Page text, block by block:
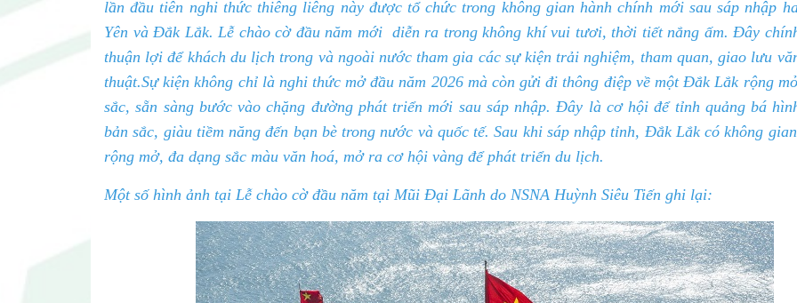
lần đầu tiên nghi thức thiêng liêng này được tổ chức trong không gian hành chính mới sau sáp nhập
Yên và Đắk Lắk. Lễ chào cờ đầu năm mới diễn ra trong không khí vui tươi, thời tiết nắng ấm. Đây
thuận lợi để khách du lịch trong và ngoài nước tham gia các sự kiện trải nghiệm, tham quan, giao lưu
thuật.Sự kiện không chỉ là nghi thức mở đầu năm 2026 mà còn gửi đi thông điệp về một Đắk Lắk rộng
sắc, sẵn sàng bước vào chặng đường phát triển mới sau sáp nhập. Đây là cơ hội để tỉnh quảng bá
bản sắc, giàu tiềm năng đến bạn bè trong nước và quốc tế. Sau khi sáp nhập tỉnh, Đắk Lắk có không
rộng mở, đa dạng sắc màu văn hoá, mở ra cơ hội vàng để phát triển du lịch.
Một số hình ảnh tại Lễ chào cờ đầu năm tại Mũi Đại Lãnh do NSNA Huỳnh Siêu Tiến ghi lại:
11 - 2022)